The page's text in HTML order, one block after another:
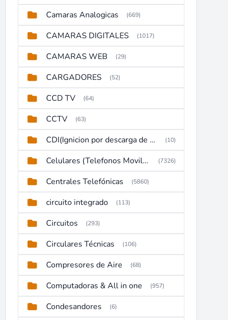
Camaras Analogicas (669)
CAMARAS DIGITALES (1017)
CAMARAS WEB (29)
CARGADORES (52)
CCD TV (64)
CCTV (63)
CDI(Ignicion por descarga de capacitor) (10)
Celulares (Telefonos Moviles) (7326)
Centrales Telefónicas (5860)
circuito integrado (113)
Circuitos (293)
Circulares Técnicas (106)
Compresores de Aire (68)
Computadoras & All in one (957)
Condesandores (6)